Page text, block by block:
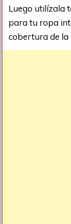
Luego utilízala
para tu ropa
cobertura de